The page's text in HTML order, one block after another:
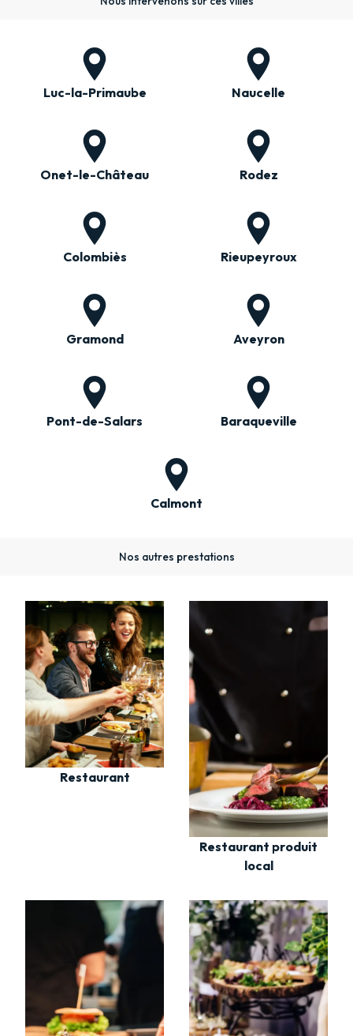
Luc-la-Primaube Naucelle
Onet-le-Château Rodez
Colombiès Rieupeyroux
Gramond Aveyron
Pont-de-Salars Baraqueville
Calmont
Nos autres prestations
Restaurant
Restaurant produit
local